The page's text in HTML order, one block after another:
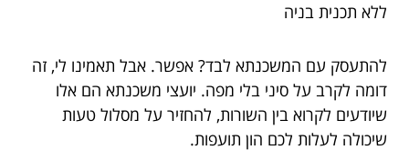
ללא תכנית בניה
להתעסק עם המשכנתא לבד? אפשר. אבל תאמינו לי, זה
דומה לקרב על סיני בלי מפה. יועצי משכנתא הם אלו
שיודעים לקרוא בין השורות, להחזיר על מסלול טעות
שיכולה לעלות לכם הון תועפות.